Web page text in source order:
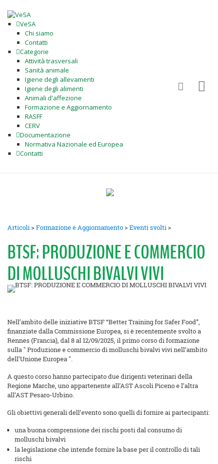
VeSA
Chi siamo
Contatti
Categorie
Attività trasversali
Sanità animale
Igiene degli allevamenti
Igiene degli alimenti
Animali d'affezione
Formazione e Aggiornamento
RASFF
CERV
Documentazione
Normativa Nazionale ed Europea
Contatti
Articoli>Formazione e Aggiornamento>Eventi svolti>
BTSF: PRODUZIONE E COMMERCIO
DI MOLLUSCHI BIVALVI VIVI
Nell’ambito delle iniziative BTSF “Better Training for Safer Food”,
finanziate dalla Commissione Europea, si è recentemente svolto a
Rennes (Francia), dal 8 al 12/09/2025, il primo corso di formazione
sulla " Produzione e commercio di molluschi bivalvi vivi nell’ambito
dell’Unione Europea ".
A questo corso hanno partecipato due dirigenti veterinari della
Regione Marche, uno appartenente all’AST Ascoli Piceno e l’altra
all’AST Pesaro-Urbino.
Gli obiettivi generali dell’evento sono quelli di fornire ai partecipanti:
una buona comprensione dei rischi posti dal consumo di
molluschi bivalvi
la legislazione che intende fornire la base per il controllo di tali
rischi